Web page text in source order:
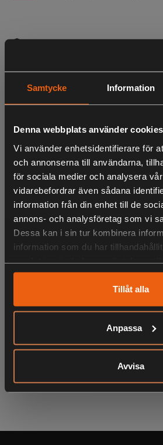
Samtycke Information
Denna webbplats använder cookies
Vi använder enhetsidentifierare för
och annonserna till användarna,
för sociala medier och analysera
vidarebefordrar även sådana
information från din enhet till de
annons- och analysföretag som vi
Dessa kan i sin tur kombinera
information som du har
Tillåt alla
Anpassa
Avvisa
Observera att webshopens lager inte alltid gäller
tag kontakt med oss för aktuell lagerstatus i butik
Beskrivning
Drivrem för Klippo
Passar Klippo Comet , Pro S, Pro 21
Referensnummer Klippo 1935,
LIKNANDE
ANDRA HAR